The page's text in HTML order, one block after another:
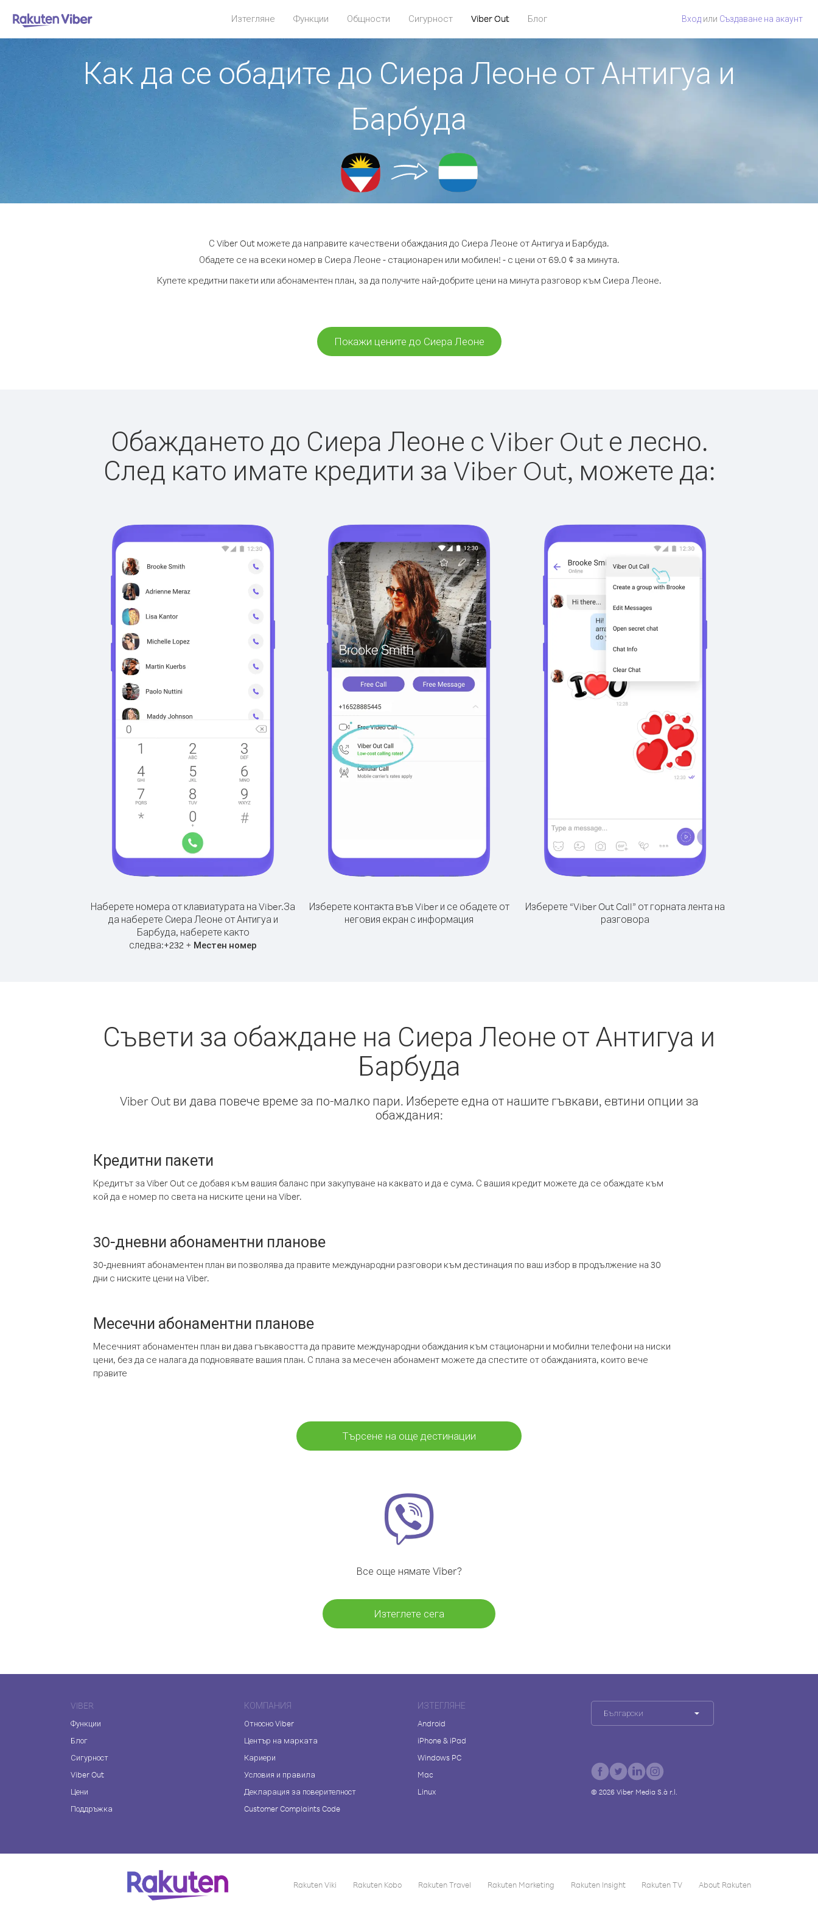
Изтегляне Функции Общности Сигурност Viber Out Блог Вход или Създаване на акаунт
Как да се обадите до Сиера Леоне от Антигуа и
Барбуда
С Viber Out можете да направите качествени обаждания до Сиера Леоне от Антигуа и Барбуда.
Обадете се на всеки номер в Сиера Леоне - стационарен или мобилен! - с цени от 69.0 ¢ за минута.
Купете кредитни пакети или абонаментен план, за да получите най-добрите цени на минута разговор към Сиера Леоне.
Покажи цените до Сиера Леоне
Обаждането до Сиера Леоне с Viber Out е лесно.
След като имате кредити за Viber Out, можете да:
Наберете номера от клавиатурата на Viber.За
да наберете Сиера Леоне от Антигуа и
Барбуда, наберете както
следва:+232 + Местен номер
Изберете контакта във Viber и се обадете от
неговия екран с информация
Изберете “Viber Out Call” от горната лента на
разговора
Съвети за обаждане на Сиера Леоне от Антигуа и
Барбуда
Viber Out ви дава повече време за по-малко пари. Изберете една от нашите гъвкави, евтини опции за
обаждания:
Кредитни пакети
Кредитът за Viber Out се добавя към вашия баланс при закупуване на каквато и да е сума. С вашия кредит можете да се обаждате към
кой да е номер по света на ниските цени на Viber.
30-дневни абонаментни планове
30-дневният абонаментен план ви позволява да правите международни разговори към дестинация по ваш избор в продължение на 30
дни с ниските цени на Viber.
Месечни абонаментни планове
Месечният абонаментен план ви дава гъвкавостта да правите международни обаждания към стационарни и мобилни телефони на ниски
цени, без да се налага да подновявате вашия план. С плана за месечен абонамент можете да спестите от обажданията, които вече
правите
Търсене на още дестинации
Все още нямате Viber?
Изтеглете сега
VIBER
Функции
Блог
Сигурност
Viber Out
Цени
Поддръжка
КОМПАНИЯ
Относно Viber
Център на марката
Кариери
Условия и правила
Декларация за поверителност
Customer Complaints Code
ИЗТЕГЛЯНЕ
Android
iPhone & iPad
Windows PC
Mac
Linux
Български
© 2026 Viber Media S.à r.l.
Rakuten Viki Rakuten Kobo Rakuten Travel Rakuten Marketing Rakuten Insight Rakuten TV About Rakuten